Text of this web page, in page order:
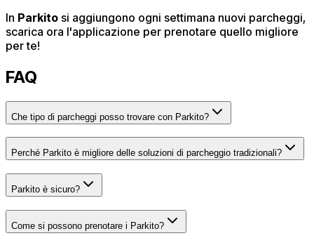
In Parkito si aggiungono ogni settimana nuovi parcheggi,
scarica ora l'applicazione per prenotare quello migliore
per te!
FAQ
Che tipo di parcheggi posso trovare con Parkito?
Perché Parkito è migliore delle soluzioni di parcheggio tradizionali?
Parkito è sicuro?
Come si possono prenotare i Parkito?